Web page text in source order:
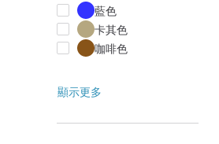
藍色
卡其色
咖啡色
顯示更多